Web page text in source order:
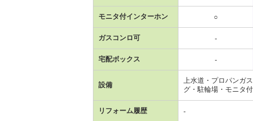
モニタ付インターホン ○
ガスコンロ可 -
宅配ボックス -
設備
上水道・プロパンガ
グ・駐輪場・モニタ
リフォーム履歴 -